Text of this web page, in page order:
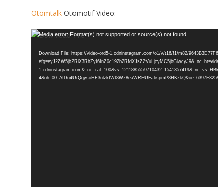
Otomtalk Otomotif Video:
Video
Media error: Format(s) not supported or source(s) not found
Download File: https://video-ord5-1.cdninstagram.com/o1/v/t16/f1/m82/